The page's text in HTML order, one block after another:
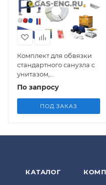
Комплект для обвязки
стандартного санузла с
унитазом,
умывальником, ванной,
без сантехники
По запросу
ПОД ЗАКАЗ
КАТАЛОГ